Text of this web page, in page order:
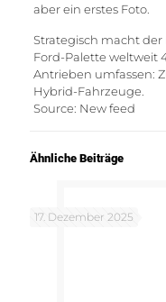
aber ein erstes Foto.
Strategisch macht der
Ford-Palette weltweit
Antrieben umfassen:
Hybrid-Fahrzeuge.
Source: New feed
Ähnliche Beiträge
17. Dezember 2025